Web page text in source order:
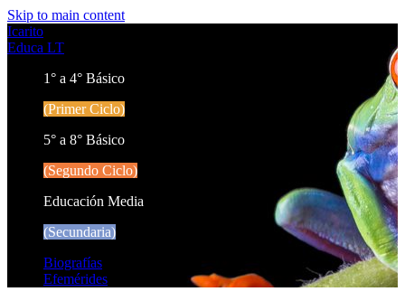
Skip to main content
Icarito
Educa LT
1° a 4° Básico
(Primer Ciclo)
5° a 8° Básico
(Segundo Ciclo)
Educación Media
(Secundaria)
Biografías
Efemérides